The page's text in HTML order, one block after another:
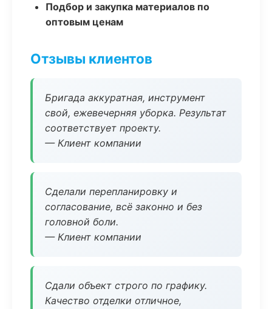
Подбор и закупка материалов по
оптовым ценам
Отзывы клиентов
Бригада аккуратная, инструмент
свой, ежевечерняя уборка. Результат
соответствует проекту.
— Клиент компании
Сделали перепланировку и
согласование, всё законно и без
головной боли.
— Клиент компании
Сдали объект строго по графику.
Качество отделки отличное,